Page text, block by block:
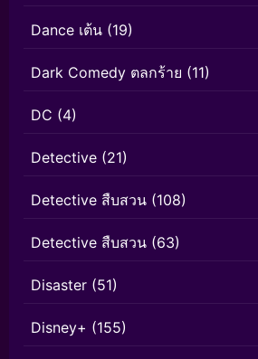
Dance เต้น (19)
Dark Comedy ตลกร้าย (11)
DC (4)
Detective (21)
Detective สืบสวน (108)
Detective สืบสวน (63)
Disaster (51)
Disney+ (155)